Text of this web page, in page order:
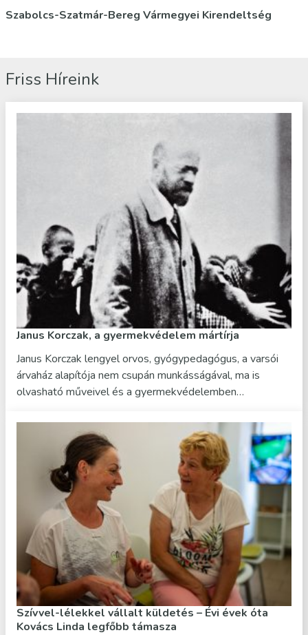
Szabolcs-Szatmár-Bereg Vármegyei Kirendeltség
Friss Híreink
Janus Korczak, a gyermekvédelem mártírja
Janus Korczak lengyel orvos, gyógypedagógus, a varsói
árvaház alapítója nem csupán munkásságával, ma is
olvasható műveivel és a gyermekvédelemben…
Szívvel-lélekkel vállalt küldetés – Évi évek óta
Kovács Linda legfőbb támasza